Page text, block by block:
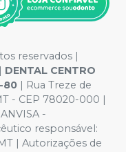
reservados |
DENTAL CENTRO
80 | Rua Treze de
- CEP 78020-000 |
-
responsável:
| Autorizações de